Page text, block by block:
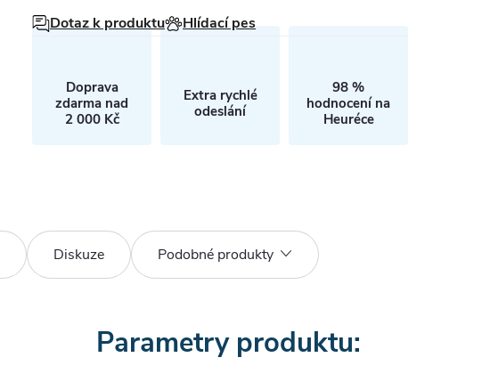
Dotaz k produktu Hlídací pes
Doprava
zdarma nad
2 000 Kč
Extra rychlé
odeslání
98 %
hodnocení na
Heuréce
Diskuze Podobné produkty
Parametry produktu: